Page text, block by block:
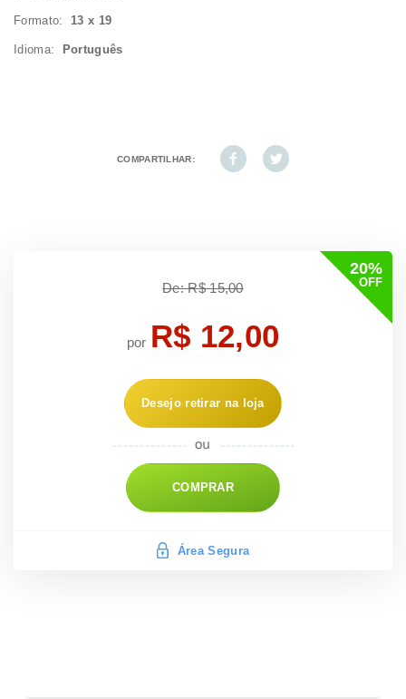
Formato: 13 x 19
Idioma: Português
COMPARTILHAR:
20%
OFF
De: R$ 15,00
por R$ 12,00
Desejo retirar na loja
COMPRAR
Área Segura